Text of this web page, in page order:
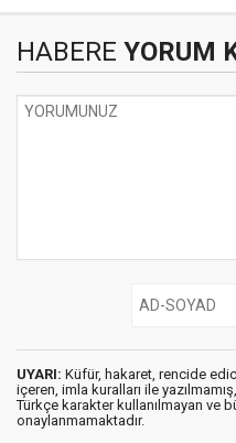
HABERE YORUM
UYARI: Küfür, hakaret, rencide
içeren, imla kuralları ile yazılmamış,
Türkçe karakter kullanılmayan ve
onaylanmamaktadır.